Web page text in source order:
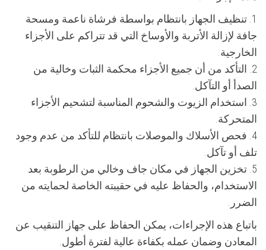
1. تنظيف الجهاز بانتظام بواسطة فرشاة ناعمة ومسحة
جافة لإزالة الأتربة والأوساخ التي قد تتراكم على الأجزاء
الخارجية.
2. التأكد من أن جميع الأجزاء محكمة الثبات وخالية من
الصدأ أو التآكل.
3. استخدام الزيوت والشحوم المناسبة لتشحيم الأجزاء
المتحركة.
4. فحص الأسلاك والموصلات بانتظام للتأكد من عدم وجود
تلف أو تآكل.
5. تخزين الجهاز في مكان جاف وخالي من الرطوبة بعد
الاستخدام، والحفاظ عليه في حقيبته الخاصة لحمايته من
الضرر.
باتباع هذه الإجراءات، يمكن الحفاظ على جهاز التنقيب عن
المعادن وضمان عمله بكفاءة عالية لفترة أطول.